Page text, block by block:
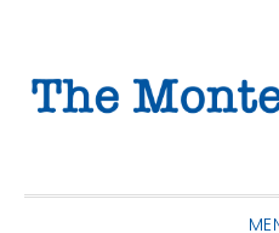
primary
main
primary